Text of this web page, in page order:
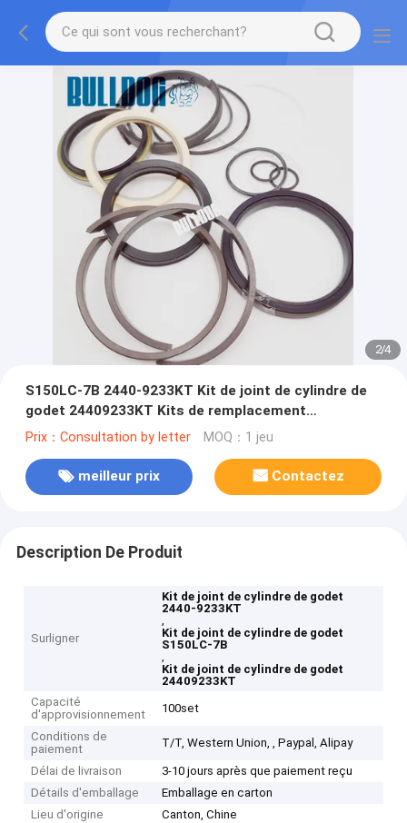
2/4
S150LC-7B 2440-9233KT Kit de joint de cylindre de
godet 24409233KT Kits de remplacement
d'excavatrice
Prix：Consultation by letter MOQ：1 jeu
meilleur prix Contactez
Description De Produit
Surligner
Kit de joint de cylindre de godet
2440-9233KT
,
Kit de joint de cylindre de godet
S150LC-7B
,
Kit de joint de cylindre de godet
24409233KT
Capacité
d'approvisionnement
100set
Conditions de
paiement
T/T, Western Union, , Paypal, Alipay
Délai de livraison
3-10 jours après que paiement reçu
Détails d'emballage
Emballage en carton
Lieu d'origine
Canton, Chine